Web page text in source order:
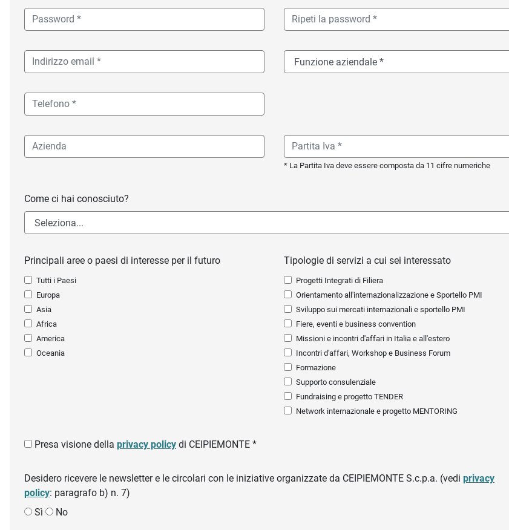
* La Partita Iva deve essere composta da 11 cifre numeriche
Come ci hai conosciuto?
Principali aree o paesi di interesse per il futuro
Tutti i Paesi
Europa
Asia
Africa
America
Oceania
Tipologie di servizi a cui sei interessato
Progetti Integrati di Filiera
Orientamento all'internazionalizzazione e Sportello PMI
Sviluppo sui mercati internazionali e sportello PMI
Fiere, eventi e business convention
Missioni e incontri d'affari in Italia e all'estero
Incontri d'affari, Workshop e Business Forum
Formazione
Supporto consulenziale
Fundraising e progetto TENDER
Network internazionale e progetto MENTORING
Presa visione della privacy policy di CEIPIEMONTE *
Desidero ricevere le newsletter e le circolari con le iniziative organizzate da CEIPIEMONTE S.c.p.a. (vedi privacy
policy: paragrafo b) n. 7)
Sì
No